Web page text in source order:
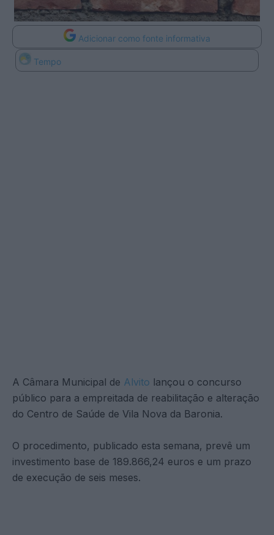
Adicionar como fonte informativa
Tempo
A Câmara Municipal de Alvito lançou o concurso
público para a empreitada de reabilitação e alteração
do Centro de Saúde de Vila Nova da Baronia.
O procedimento, publicado esta semana, prevê um
investimento base de 189.866,24 euros e um prazo
de execução de seis meses.